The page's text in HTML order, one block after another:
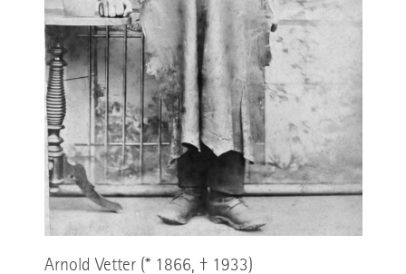
Arnold Vetter (* 1866, † 1933)